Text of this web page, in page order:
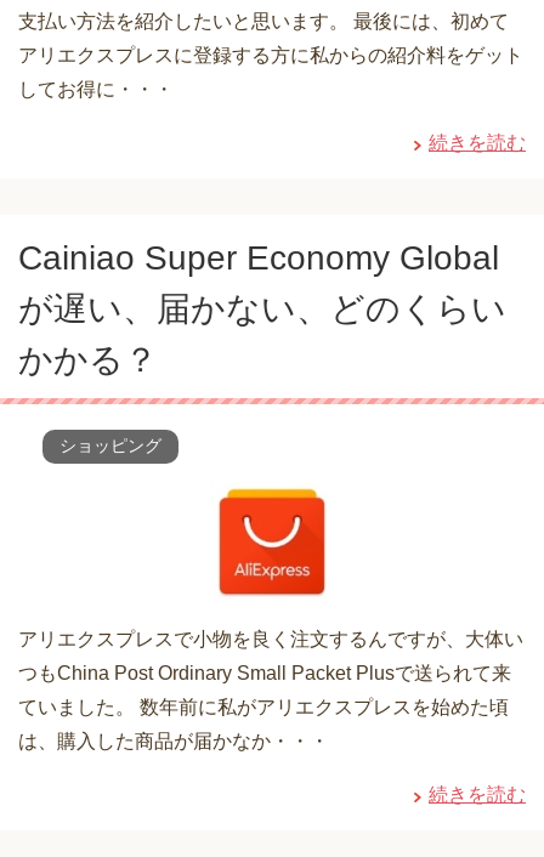
支払い方法を紹介したいと思います。 最後には、初めて
アリエクスプレスに登録する方に私からの紹介料をゲット
してお得に・・・
続きを読む
Cainiao Super Economy Global
が遅い、届かない、どのくらい
かかる？
ショッピング
アリエクスプレスで小物を良く注文するんですが、大体い
つもChina Post Ordinary Small Packet Plusで送られて来
ていました。 数年前に私がアリエクスプレスを始めた頃
は、購入した商品が届かなか・・・
続きを読む